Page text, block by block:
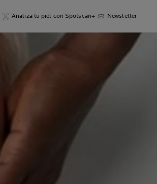
Analiza tu piel con Spotscan+ Newsletter